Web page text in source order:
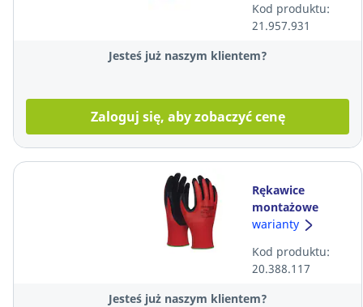
Kod produktu:
21.957.931
Jesteś już naszym klientem?
Zaloguj się, aby zobaczyć cenę
Rękawice
montażowe
powleczone
DONAU SAFETY,
czerwone,
rozmiar 10
warianty
Kod produktu:
20.388.117
Jesteś już naszym klientem?